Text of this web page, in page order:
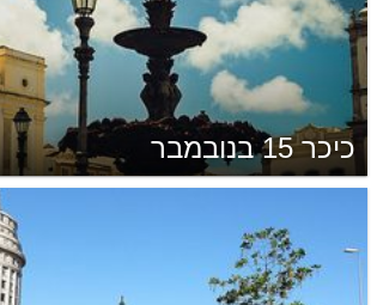
כיכר 15 בנובמבר